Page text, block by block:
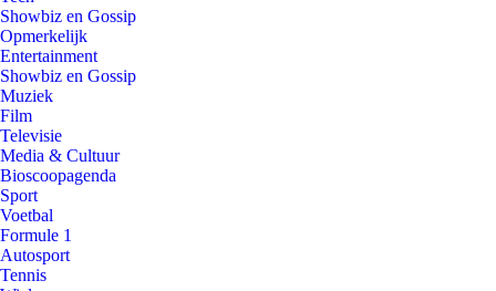
Showbiz en Gossip
Opmerkelijk
Entertainment
Showbiz en Gossip
Muziek
Film
Televisie
Media & Cultuur
Bioscoopagenda
Sport
Voetbal
Formule 1
Autosport
Tennis